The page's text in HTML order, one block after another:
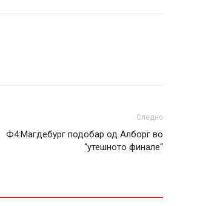
Следно
Ф4:Магдебург подобар од Алборг во
“утешното финале“